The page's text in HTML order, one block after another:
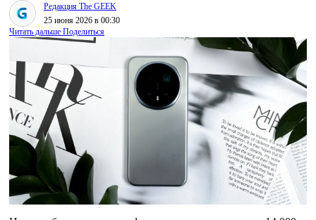
Редакция The GEEK
25 июня 2026 в 00:30
Читать дальше Поделиться